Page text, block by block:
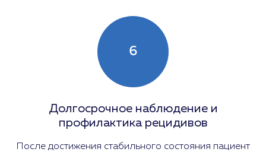
6
Долгосрочное наблюдение и
профилактика рецидивов
После достижения стабильного состояния пациент